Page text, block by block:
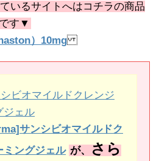
いるサイトへはコチラの商品
す▼
）10mg
サンシビオマイルドク
ミングジェル が、 さら